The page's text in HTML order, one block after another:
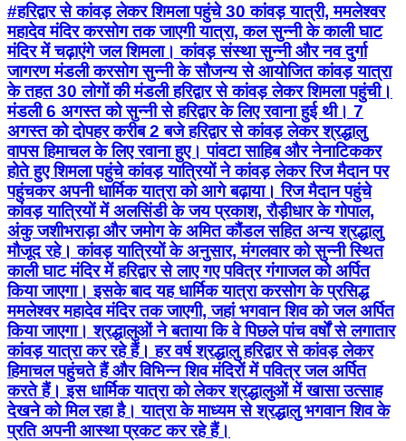
#हरिद्वार से कांवड़ लेकर शिमला पहुंचे 30 कांवड़ यात्री, ममलेश्वर
महादेव मंदिर करसोग तक जाएगी यात्रा, कल सुन्नी के काली घाट
मंदिर में चढ़ाएंगे जल शिमला। कांवड़ संस्था सुन्नी और नव दुर्गा
जागरण मंडली करसोग सुन्नी के सौजन्य से आयोजित कांवड़ यात्रा
के तहत 30 लोगों की मंडली हरिद्वार से कांवड़ लेकर शिमला पहुंची।
मंडली 6 अगस्त को सुन्नी से हरिद्वार के लिए रवाना हुई थी। 7
अगस्त को दोपहर करीब 2 बजे हरिद्वार से कांवड़ लेकर श्रद्धालु
वापस हिमाचल के लिए रवाना हुए। पांवटा साहिब और नेनाटिककर
होते हुए शिमला पहुंचे कांवड़ यात्रियों ने कांवड़ लेकर रिज मैदान पर
पहुंचकर अपनी धार्मिक यात्रा को आगे बढ़ाया। रिज मैदान पहुंचे
कांवड़ यात्रियों में अलसिंडी के जय प्रकाश, रौड़ीधार के गोपाल,
अंकु जशीभराड़ा और जमोग के अमित कौंडल सहित अन्य श्रद्धालु
मौजूद रहे। कांवड़ यात्रियों के अनुसार, मंगलवार को सुन्नी स्थित
काली घाट मंदिर में हरिद्वार से लाए गए पवित्र गंगाजल को अर्पित
किया जाएगा। इसके बाद यह धार्मिक यात्रा करसोग के प्रसिद्ध
ममलेश्वर महादेव मंदिर तक जाएगी, जहां भगवान शिव को जल अर्पित
किया जाएगा। श्रद्धालुओं ने बताया कि वे पिछले पांच वर्षों से लगातार
कांवड़ यात्रा कर रहे हैं। हर वर्ष श्रद्धालु हरिद्वार से कांवड़ लेकर
हिमाचल पहुंचते हैं और विभिन्न शिव मंदिरों में पवित्र जल अर्पित
करते हैं। इस धार्मिक यात्रा को लेकर श्रद्धालुओं में खासा उत्साह
देखने को मिल रहा है। यात्रा के माध्यम से श्रद्धालु भगवान शिव के
प्रति अपनी आस्था प्रकट कर रहे हैं।